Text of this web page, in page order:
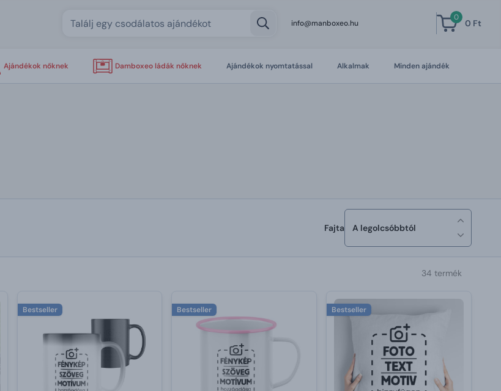
info@manboxeo.hu
0
0 Ft
Ajándékok nőknek Damboxeo ládák nőknek Ajándékok nyomtatással Alkalmak Minden ajándék
Fajta A legolcsóbbtól
34 termék
Bestseller Bestseller Bestseller